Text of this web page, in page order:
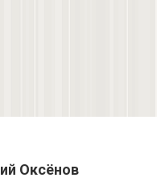
Оксёнов